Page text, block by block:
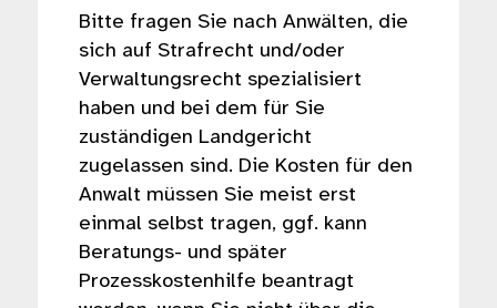
Bitte fragen Sie nach Anwälten, die
sich auf Strafrecht und/oder
Verwaltungsrecht spezialisiert
haben und bei dem für Sie
zuständigen Landgericht
zugelassen sind. Die Kosten für den
Anwalt müssen Sie meist erst
einmal selbst tragen, ggf. kann
Beratungs- und später
Prozesskostenhilfe beantragt